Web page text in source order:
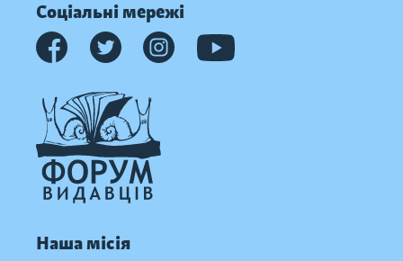
Соціальні мережі
Наша місія